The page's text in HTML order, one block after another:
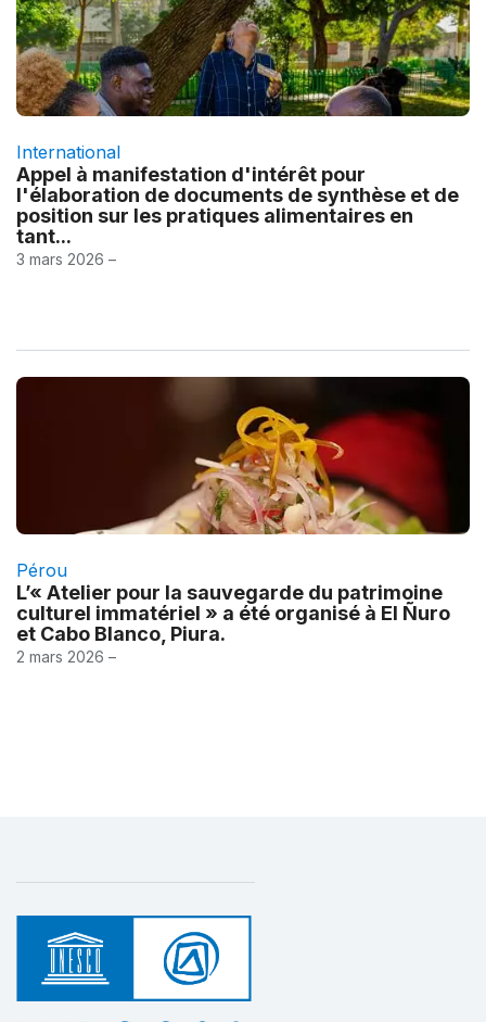
International
Appel à manifestation d'intérêt pour
l'élaboration de documents de synthèse et de
position sur les pratiques alimentaires en
tant...
3 mars 2026 –
Pérou
L’« Atelier pour la sauvegarde du patrimoine
culturel immatériel » a été organisé à El Ñuro
et Cabo Blanco, Piura.
2 mars 2026 –